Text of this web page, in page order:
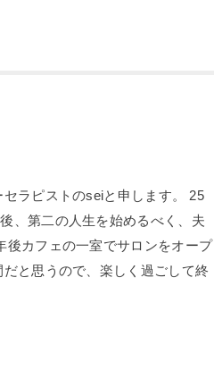
ラピストのseiと申します。 25
、第二の人生を始めるべく、夫
後カフェの一室でサロンをオープ
と思うので、楽しく過ごして終